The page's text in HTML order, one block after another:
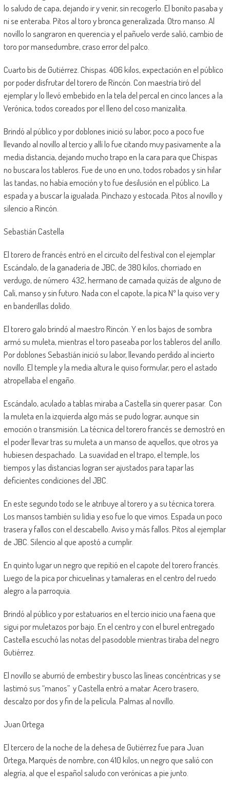
lo saludo de capa, dejando ir y venir, sin recogerlo. El bonito pasaba y
ni se enteraba. Pitos al toro y bronca generalizada. Otro manso. Al
novillo lo sangraron en querencia y el pañuelo verde salió, cambio de
toro por mansedumbre, craso error del palco.
Cuarto bis de Gutiérrez. Chispas. 406 kilos, expectación en el público
por poder disfrutar del torero de Rincón. Con maestría tiró del
ejemplar y lo llevó embebido en la tela del percal en cinco lances a la
Verónica, todos coreados por el lleno del coso manizalita.
Brindó al público y por doblones inició su labor, poco a poco fue
llevando al novillo al tercio y allí lo fue citando muy pasivamente a la
media distancia, dejando mucho trapo en la cara para que Chispas
no buscara los tableros. Fue de uno en uno, todos robados y sin hilar
las tandas, no había emoción y to fue desilusión en el público. La
espada y a buscar la igualada. Pinchazo y estocada. Pitos al novillo y
silencio a Rincón.
Sebastián Castella
El torero de francés entró en el circuito del festival con el ejemplar
Escándalo, de la ganadería de JBC, de 380 kilos, chorriado en
verdugo, de número 432, hermano de camada quizás de alguno de
Cali, manso y sin futuro. Nada con el capote, la pica Nº la quiso ver y
en banderillas dolido.
El torero galo brindó al maestro Rincón. Y en los bajos de sombra
armó su muleta, mientras el toro paseaba por los tableros del anillo.
Por doblones Sebastián inició su labor, llevando perdido al incierto
novillo. El temple y la media altura le quiso formular, pero el astado
atropellaba el engaño.
Escándalo, aculado a tablas miraba a Castella sin querer pasar. Con
la muleta en la izquierda algo más se pudo lograr, aunque sin
emoción o transmisión. La técnica del torero francés se demostró en
el poder llevar tras su muleta a un manso de aquellos, que otros ya
hubiesen despachado. La suavidad en el trapo, el temple, los
tiempos y las distancias logran ser ajustados para tapar las
deficientes condiciones del JBC.
En este segundo todo se le atribuye al torero y a su técnica torera.
Los mansos también su lidia y eso fue lo que vimos. Espada un poco
trasera y fallos con el descabello. Aviso y más fallos. Pitos al ejemplar
de JBC. Silencio al que apostó a cumplir.
En quinto lugar un negro que repitió en el capote del torero francés.
Luego de la pica por chicuelinas y tamaleras en el centro del ruedo
alegro a la parroquia.
Brindó al público y por estatuarios en el tercio inicio una faena que
sigui por muletazos por bajo. En el centro y con el burel entregado
Castella escuchó las notas del pasodoble mientras tiraba del negro
Gutiérrez.
El novillo se aburrió de embestir y busco las líneas concéntricas y se
lastimó sus “manos” y Castella entró a matar. Acero trasero,
descalzo por dos y fin de la película. Palmas al novillo.
Juan Ortega
El tercero de la noche de la dehesa de Gutiérrez fue para Juan
Ortega, Marqués de nombre, con 410 kilos, un negro que salió con
alegría, al que el español saludo con verónicas a pie junto.